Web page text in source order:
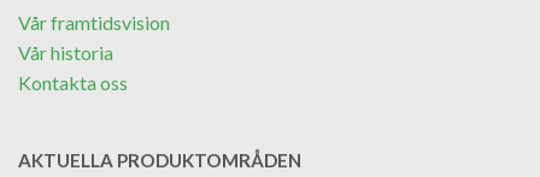
Vår framtidsvision
Vår historia
Kontakta oss
AKTUELLA PRODUKTOMRÅDEN